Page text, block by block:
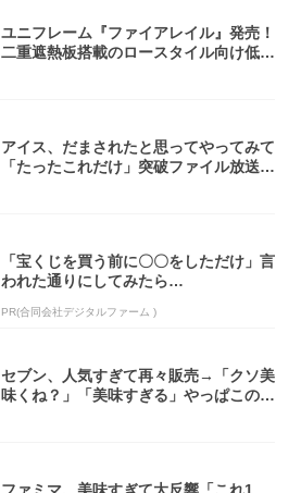
ユニフレーム『ファイアレイル』発売！
二重遮熱板搭載のロースタイル向け低型
アイス、だまされたと思ってやってみて
「たったこれだけ」突破ファイル放送で
「宝くじを買う前に〇〇をしただけ」言
われた通りにしてみたら…
PR(合同会社デジタルファーム )
セブン、人気すぎて再々販売→「クソ美
味くね？」「美味すぎる」やっぱこのク
ファミマ、美味すぎて大反響「これ1